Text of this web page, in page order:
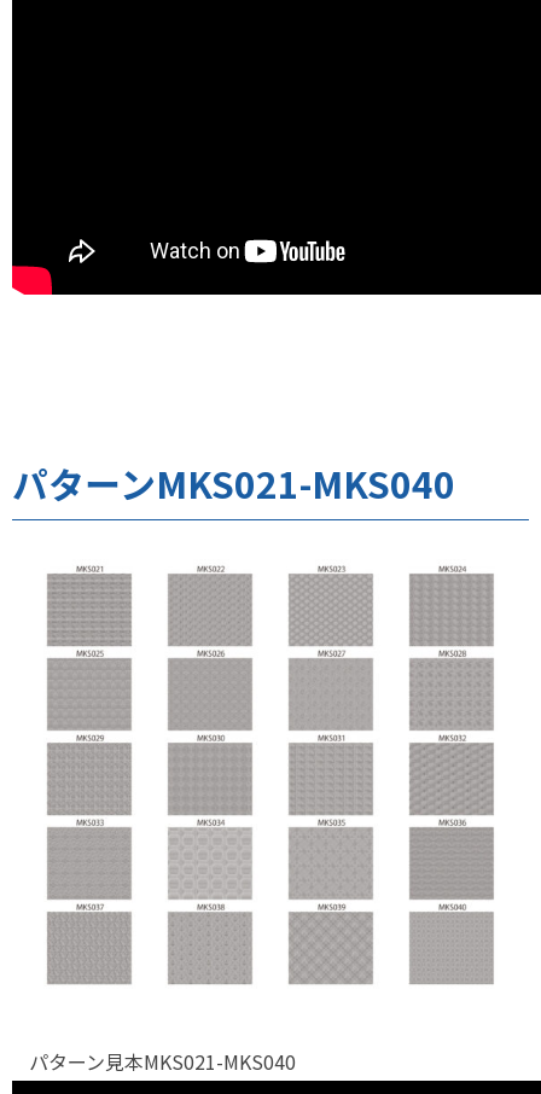
パターンMKS021-MKS040
パターン見本MKS021-MKS040